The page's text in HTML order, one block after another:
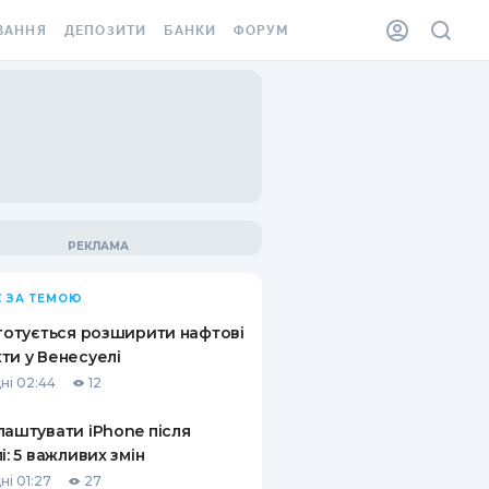
ВІНЬЄТКА
ВІД
ВИПАДКІВ
ДЕПОЗИТИ
ПИТАННЯ ТА ВІДПОВІДІ
ДЕПОЗИТНИЙ КАЛЬКУЛЯТОР
ПУТІВНИКИ ПО
БАНКИ ФОРУМ
ЗА ТЕМОЮ
розширити нафтові
у Венесуелі
02:44 12
iPhone після
5 важливих змін
01:27 27